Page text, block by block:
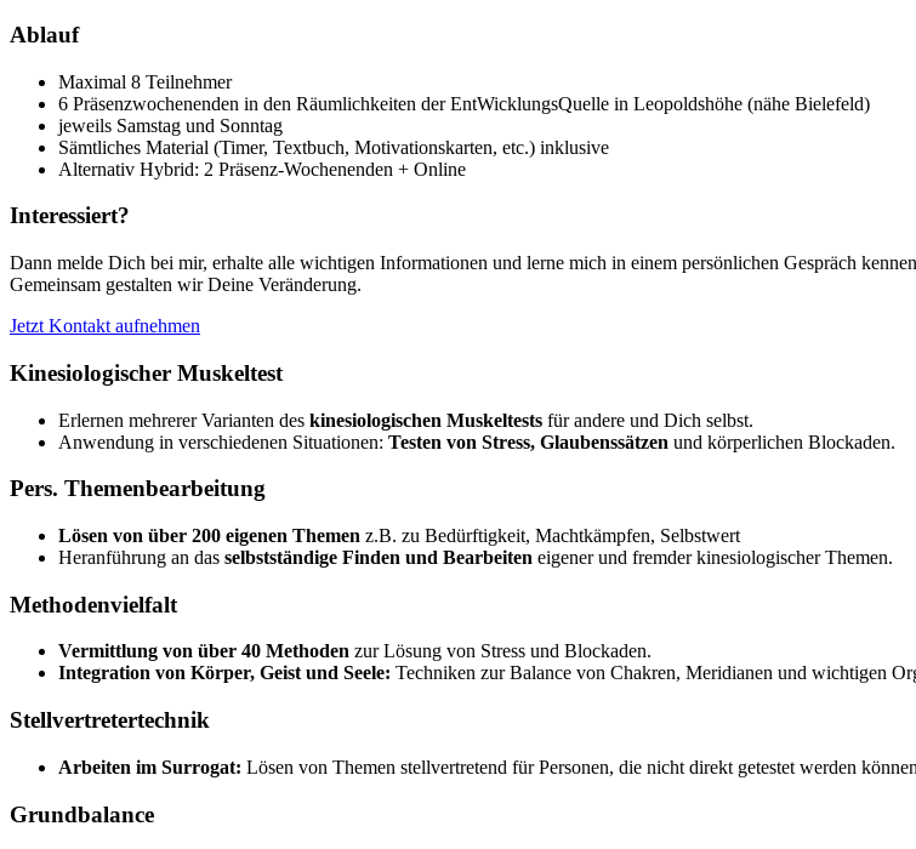
Ablauf
Maximal 8 Teilnehmer
6 Präsenzwochenenden in den Räumlichkeiten der EntWicklungsQuelle in Leopoldshöhe (nähe Bielefeld)
jeweils Samstag und Sonntag
Sämtliches Material (Timer, Textbuch, Motivationskarten, etc.) inklusive
Alternativ Hybrid: 2 Präsenz-Wochenenden + Online
Interessiert?
Dann melde Dich bei mir, erhalte alle wichtigen Informationen und lerne mich in einem persönlichen Gespräch
Gemeinsam gestalten wir Deine Veränderung.
Jetzt Kontakt aufnehmen
Kinesiologischer Muskeltest
Erlernen mehrerer Varianten des kinesiologischen Muskeltests für andere und Dich selbst.
Anwendung in verschiedenen Situationen: Testen von Stress, Glaubenssätzen und körperlichen Blockaden.
Pers. Themenbearbeitung
Lösen von über 200 eigenen Themen z.B. zu Bedürftigkeit, Machtkämpfen, Selbstwert
Heranführung an das selbstständige Finden und Bearbeiten eigener und fremder kinesiologischer Themen.
Methodenvielfalt
Vermittlung von über 40 Methoden zur Lösung von Stress und Blockaden.
Integration von Körper, Geist und Seele: Techniken zur Balance von Chakren, Meridianen und wichtigen
Stellvertretertechnik
Arbeiten im Surrogat: Lösen von Themen stellvertretend für Personen, die nicht direkt getestet werden
Grundbalance